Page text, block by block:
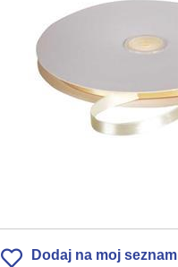
Dodaj na moj seznam